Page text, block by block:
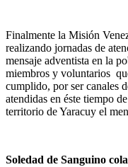
Finalmente la Misión
realizando jornadas de
mensaje adventista en la
miembros y voluntarios
cumplido, por ser canales
atendidas en éste tiempo
territorio de Yaracuy el
Soledad de Sanguino